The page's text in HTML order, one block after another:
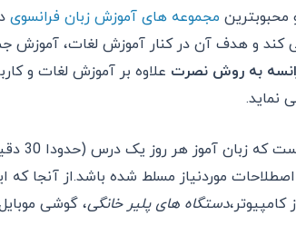
محبوبترین مجموعه های آموزش زبان فرانسوی
می کند و هدف آن در کنار آموزش لغات، آموزش
به روش نصرت علاوه بر آموزش لغات و
نماید.
بدین
کاملا به جملات و اصطلاحات موردنیاز مسلط شده باشد.از
دستگاه های پلیر خانگی، گوشی